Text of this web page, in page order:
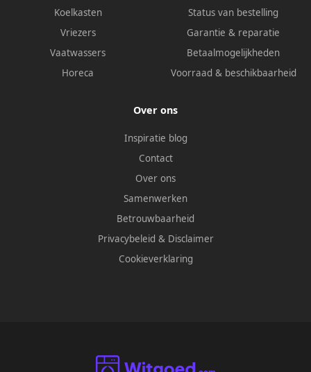
Koelkasten
Vriezers
Vaatwassers
Horeca
Status van bestelling
Garantie & reparatie
Betaalmogelijkheden
Voorraad & beschikbaarheid
Over ons
Inspiratie blog
Contact
Over ons
Samenwerken
Betrouwbaarheid
Privacybeleid & Disclaimer
Cookieverklaring